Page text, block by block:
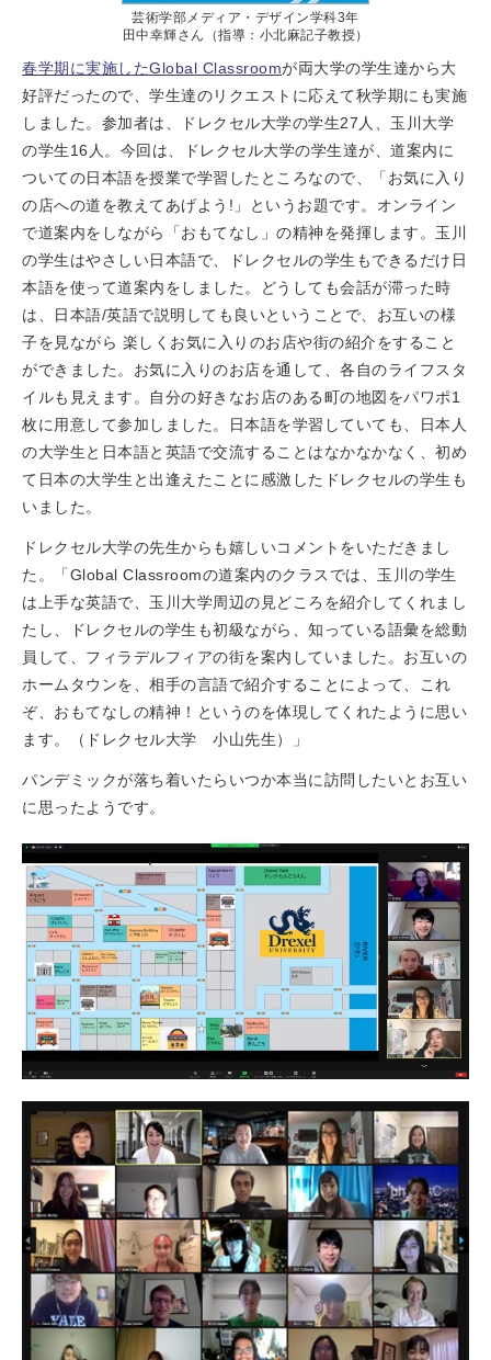
芸術学部メディア・デザイン学科3年
田中幸輝さん（指導：小北麻記子教授）
春学期に実施したGlobal Classroomが両大学の学生達から大
好評だったので、学生達のリクエストに応えて秋学期にも実施
しました。参加者は、ドレクセル大学の学生27人、玉川大学
の学生16人。今回は、ドレクセル大学の学生達が、道案内に
ついての日本語を授業で学習したところなので、「お気に入り
の店への道を教えてあげよう!」というお題です。オンライン
で道案内をしながら「おもてなし」の精神を発揮します。玉川
の学生はやさしい日本語で、ドレクセルの学生もできるだけ日
本語を使って道案内をしました。どうしても会話が滞った時
は、日本語/英語で説明しても良いということで、お互いの様
子を見ながら 楽しくお気に入りのお店や街の紹介をすること
ができました。お気に入りのお店を通して、各自のライフスタ
イルも見えます。自分の好きなお店のある町の地図をパワポ1
枚に用意して参加しました。日本語を学習していても、日本人
の大学生と日本語と英語で交流することはなかなかなく、初め
て日本の大学生と出逢えたことに感激したドレクセルの学生も
いました。
ドレクセル大学の先生からも嬉しいコメントをいただきまし
た。「Global Classroomの道案内のクラスでは、玉川の学生
は上手な英語で、玉川大学周辺の見どころを紹介してくれまし
たし、ドレクセルの学生も初級ながら、知っている語彙を総動
員して、フィラデルフィアの街を案内していました。お互いの
ホームタウンを、相手の言語で紹介することによって、これ
ぞ、おもてなしの精神！というのを体現してくれたように思い
ます。（ドレクセル大学 小山先生）」
パンデミックが落ち着いたらいつか本当に訪問したいとお互い
に思ったようです。